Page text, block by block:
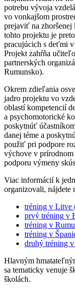
potrebu vývoja
vo vonkajšom
prejaviť na zhoršenej
tohto projektu je
pracujúcich s deťmi
Projekt zahŕňa
partnerských
Rumunsko).
Okrem zdieľania
jadro projektu vo
oblastí kompetencií
a psychomotorické
poskytnúť
danej téme a
použiť pri podpore
výchove v prírodnom
podporu výmeny
Viac informácií k
organizovali, nájdete
tréning v Litve
prvý tréning v
tréning v
tréning v
druhý tréning
Hlavným
sa tematicky venuje
školách.